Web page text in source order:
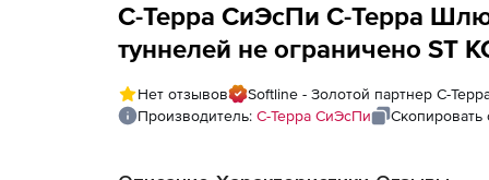
С-Терра СиЭсПи С-Терра
туннелей не ограничено ST
Аппаратный комплекс С-
С-Терра Шлюз SТ KC1 (G-7000-
Нет отзывов
Softline - Золотой партнер С-
Производитель: С-Терра СиЭсПи Скопировать